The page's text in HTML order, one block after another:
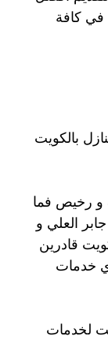
في كافة
بالكويت
و رخيص فما
العلي و
قادرين
خدمات
لخدمات